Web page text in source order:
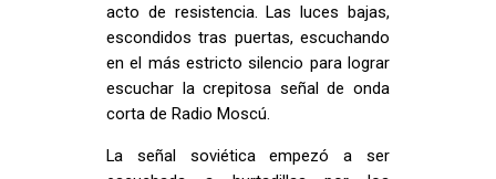
acto de resistencia. Las luces bajas,
escondidos tras puertas, escuchando
en el más estricto silencio para lograr
escuchar la crepitosa señal de onda
corta de Radio Moscú.
La señal soviética empezó a ser